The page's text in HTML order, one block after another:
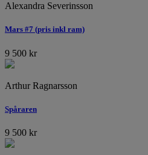
Alexandra Severinsson
Mars #7 (pris inkl ram)
9 500 kr
Arthur Ragnarsson
Spåraren
9 500 kr